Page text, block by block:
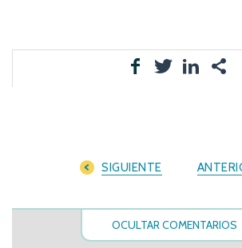
SIGUIENTE
OCULTAR COMENTARIOS